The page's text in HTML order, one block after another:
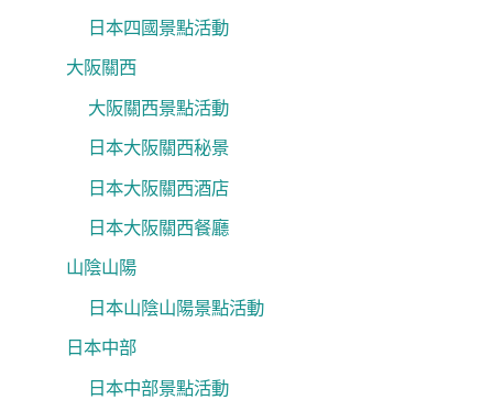
日本四國景點活動
大阪關西
大阪關西景點活動
日本大阪關西秘景
日本大阪關西酒店
日本大阪關西餐廳
山陰山陽
日本山陰山陽景點活動
日本中部
日本中部景點活動